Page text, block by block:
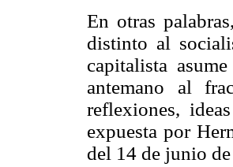
En otras
distinto al
capitalista
antemano al
reflexiones,
expuesta por
del 14 de junio